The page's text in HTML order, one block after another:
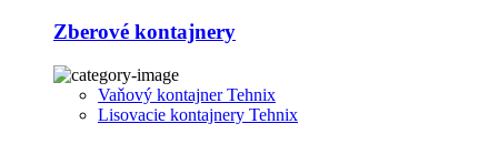
Zberové kontajnery
Vaňový kontajner Tehnix
Lisovacie kontajnery Tehnix